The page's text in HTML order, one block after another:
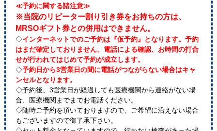
≪予約に関する諸注意≫
※当院のリピーター割り引き券をお持ちの方は、
MRSOギフト券との併用はできません。
◇インターネットでのご予約は『仮予約』となります。予約
はまだ確定しておりません。電話による確認、お時間の打合
せが行われてはじめて予約が成立します。
◇予約日から3営業日の間に電話がつながらない場合はキャ
ンセルとなります。
◇予約後、3営業日が経過しても医療機関から連絡がない場
合、医療機関までまでお電話ください。
◇随時ご予約を頂いておりますので、ご希望に沿えない場合
もございますので御了承下さい。